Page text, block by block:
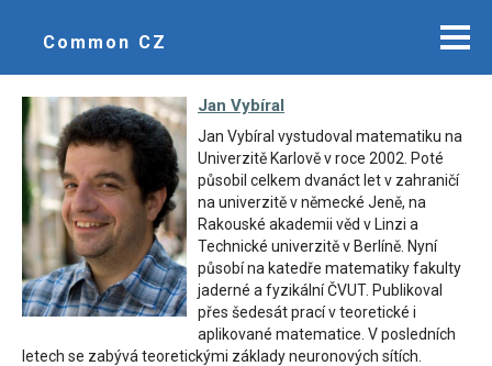
Common CZ
Jan Vybíral
Jan Vybíral vystudoval matematiku na
Univerzitě Karlově v roce 2002. Poté
působil celkem dvanáct let v zahraničí
na univerzitě v německé Jeně, na
Rakouské akademii věd v Linzi a
Technické univerzitě v Berlíně. Nyní
působí na katedře matematiky fakulty
jaderné a fyzikální ČVUT. Publikoval
přes šedesát prací v teoretické i
aplikované matematice. V posledních
letech se zabývá teoretickými základy neuronových sítích.